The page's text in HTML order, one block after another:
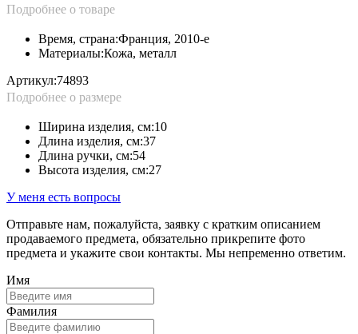
Подробнее о товаре
Материалы:Кожа, металл
Время, страна:Франция, 2010-е
Артикул:74893
Подробнее о размере
Высота изделия, см:27
Длина ручки, см:54
Длина изделия, см:37
Ширина изделия, см:10
У меня есть вопросы
Отправьте нам, пожалуйста, заявку с кратким описанием
продаваемого предмета, обязательно прикрепите фото
предмета и укажите свои контакты. Мы непременно ответим.
Имя
Фамилия